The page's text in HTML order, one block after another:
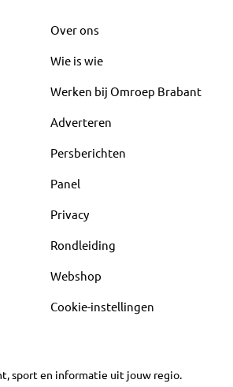
Over ons
Wie is wie
Werken bij Omroep Brabant
Adverteren
Persberichten
Panel
Privacy
Rondleiding
Webshop
Cookie-instellingen
sport en informatie uit jouw regio.